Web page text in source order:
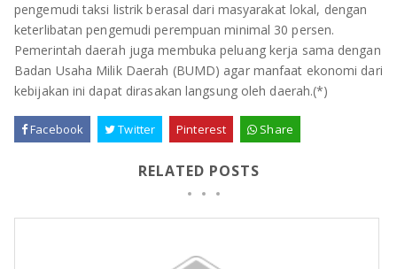
pengemudi taksi listrik berasal dari masyarakat lokal, dengan
keterlibatan pengemudi perempuan minimal 30 persen.
Pemerintah daerah juga membuka peluang kerja sama dengan
Badan Usaha Milik Daerah (BUMD) agar manfaat ekonomi dari
kebijakan ini dapat dirasakan langsung oleh daerah.(*)
Facebook Twitter Pinterest Share
RELATED POSTS